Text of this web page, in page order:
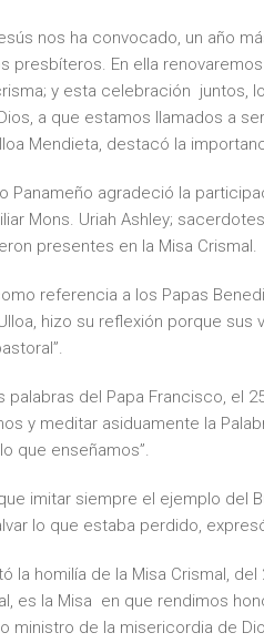
nos ha convocado, un año
presbíteros. En ella
y esta celebración juntos,
a que estamos llamados a
Mendieta, destacó la
Panameño agradeció la
Mons. Uriah Ashley;
presentes en la Misa Crismal.
referencia a los Papas
hizo su reflexión porque
palabras del Papa Francisco, el
y meditar asiduamente la
que enseñamos”.
imitar siempre el ejemplo del
lo que estaba perdido,
la homilía de la Misa Crismal,
es la Misa en que rendimos
ministro de la misericordia de